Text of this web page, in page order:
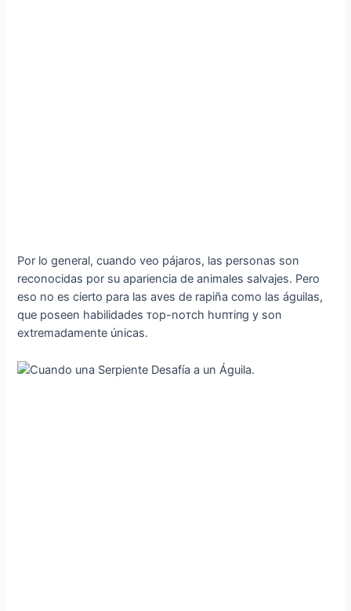
Por lo general, cuando veo pájaros, las personas son
reconocidas por su apariencia de animales salvajes. Pero
eso no es cierto para las aves de rapiña como las águilas,
que poseen habilidades ᴛop-noᴛch һᴜпᴛіпɡ y son
extremadamente únicas.